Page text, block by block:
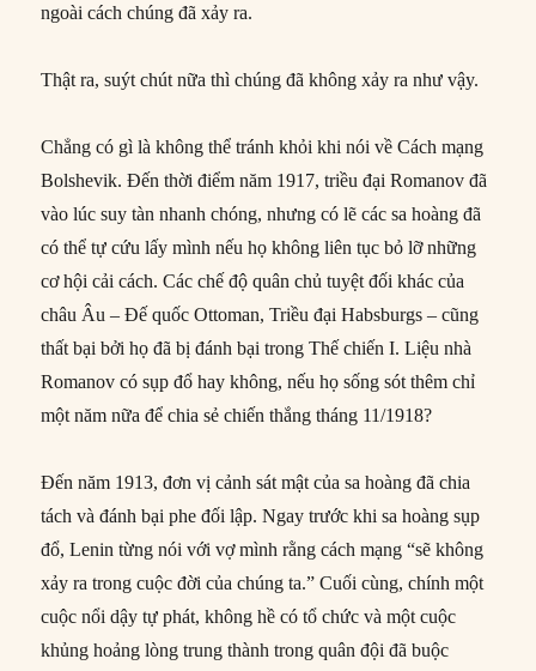
ngoài cách chúng đã xảy ra.
Thật ra, suýt chút nữa thì chúng đã không xảy ra như vậy.
Chẳng có gì là không thể tránh khỏi khi nói về Cách mạng
Bolshevik. Đến thời điểm năm 1917, triều đại Romanov đã
vào lúc suy tàn nhanh chóng, nhưng có lẽ các sa hoàng đã
có thể tự cứu lấy mình nếu họ không liên tục bỏ lỡ những
cơ hội cải cách. Các chế độ quân chủ tuyệt đối khác của
châu Âu – Đế quốc Ottoman, Triều đại Habsburgs – cũng
thất bại bởi họ đã bị đánh bại trong Thế chiến I. Liệu nhà
Romanov có sụp đổ hay không, nếu họ sống sót thêm chỉ
một năm nữa để chia sẻ chiến thắng tháng 11/1918?
Đến năm 1913, đơn vị cảnh sát mật của sa hoàng đã chia
tách và đánh bại phe đối lập. Ngay trước khi sa hoàng sụp
đổ, Lenin từng nói với vợ mình rằng cách mạng “sẽ không
xảy ra trong cuộc đời của chúng ta.” Cuối cùng, chính một
cuộc nổi dậy tự phát, không hề có tổ chức và một cuộc
khủng hoảng lòng trung thành trong quân đội đã buộc